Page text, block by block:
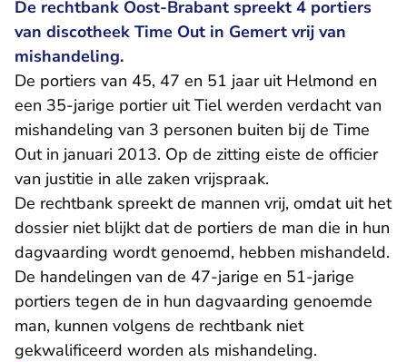
De rechtbank Oost-Brabant spreekt 4 portiers
van discotheek Time Out in Gemert vrij van
mishandeling.
De portiers van 45, 47 en 51 jaar uit Helmond en
een 35-jarige portier uit Tiel werden verdacht van
mishandeling van 3 personen buiten bij de Time
Out in januari 2013. Op de zitting eiste de officier
van justitie in alle zaken vrijspraak.
De rechtbank spreekt de mannen vrij, omdat uit het
dossier niet blijkt dat de portiers de man die in hun
dagvaarding wordt genoemd, hebben mishandeld.
De handelingen van de 47-jarige en 51-jarige
portiers tegen de in hun dagvaarding genoemde
man, kunnen volgens de rechtbank niet
gekwalificeerd worden als mishandeling.